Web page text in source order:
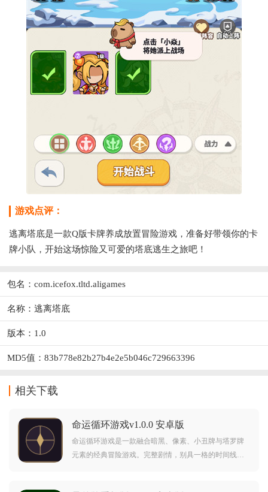
游戏点评：
逃离塔底是一款Q版卡牌养成放置冒险游戏，准备好带领你的卡
牌小队，开始这场惊险又可爱的塔底逃生之旅吧！
包名：com.icefox.tltd.aligames
名称：逃离塔底
版本：1.0
MD5值：83b778e82b27b4e2e5b046c729663396
相关下载
命运循环游戏v1.0.0 安卓版
命运循环游戏是一款融合暗黑、像素、小丑牌与塔罗牌
元素的经典冒险游戏。完整剧情，别具一格的时间线流